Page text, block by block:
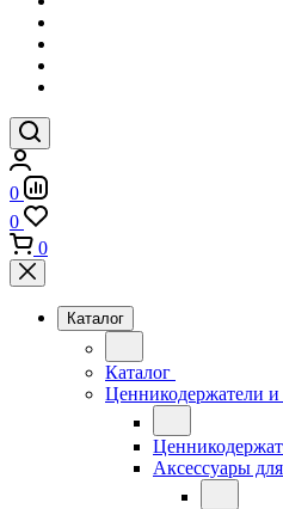
0
0
0
Каталог
Каталог
Ценникодержатели
Аксессуары